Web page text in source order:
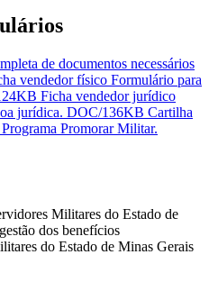
de documentos necessários
vendedor físico Formulário para
Ficha vendedor jurídico
jurídica. DOC/136KB Cartilha
Promorar Militar.
Militares do Estado de
dos benefícios
do Estado de Minas Gerais